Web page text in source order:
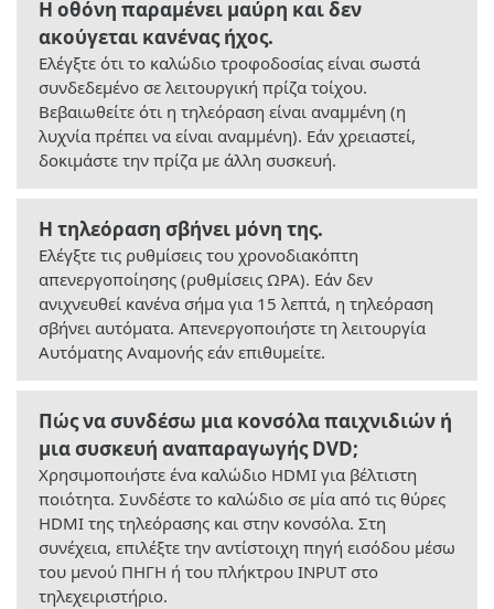
Η οθόνη παραμένει μαύρη και δεν
ακούγεται κανένας ήχος.
Ελέγξτε ότι το καλώδιο τροφοδοσίας είναι σωστά
συνδεδεμένο σε λειτουργική πρίζα τοίχου.
Βεβαιωθείτε ότι η τηλεόραση είναι αναμμένη (η
λυχνία πρέπει να είναι αναμμένη). Εάν χρειαστεί,
δοκιμάστε την πρίζα με άλλη συσκευή.
Η τηλεόραση σβήνει μόνη της.
Ελέγξτε τις ρυθμίσεις του χρονοδιακόπτη
απενεργοποίησης (ρυθμίσεις ΩΡΑ). Εάν δεν
ανιχνευθεί κανένα σήμα για 15 λεπτά, η τηλεόραση
σβήνει αυτόματα. Απενεργοποιήστε τη λειτουργία
Αυτόματης Αναμονής εάν επιθυμείτε.
Πώς να συνδέσω μια κονσόλα παιχνιδιών ή
μια συσκευή αναπαραγωγής DVD;
Χρησιμοποιήστε ένα καλώδιο HDMI για βέλτιστη
ποιότητα. Συνδέστε το καλώδιο σε μία από τις θύρες
HDMI της τηλεόρασης και στην κονσόλα. Στη
συνέχεια, επιλέξτε την αντίστοιχη πηγή εισόδου μέσω
του μενού ΠΗΓΗ ή του πλήκτρου INPUT στο
τηλεχειριστήριο.